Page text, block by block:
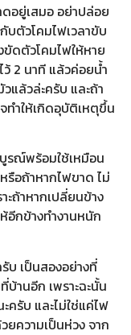
ดอยู่เสมอ อย่าปล่อย
บตัวโคมไฟเวลาขับ
ขัดตัวโคมไฟให้หาย
ว้ 2 นาที แล้วค่อยน้ำ
แล้วล่ะครับ และถ้า
ทำให้เกิดอุบัติเหตุขึ้น
รณ์พร้อมใช้เหมือน
รือถ้าหากไฟขาด ไม่
ถ้าหากเปลี่ยนข้าง
อีกข้างทำงานหนัก
บ เป็นสองอย่างที่
านอีก เพราะฉะนั้น
รับ และไม่ใช่แค่ไฟ
ความเป็นห่วง จาก